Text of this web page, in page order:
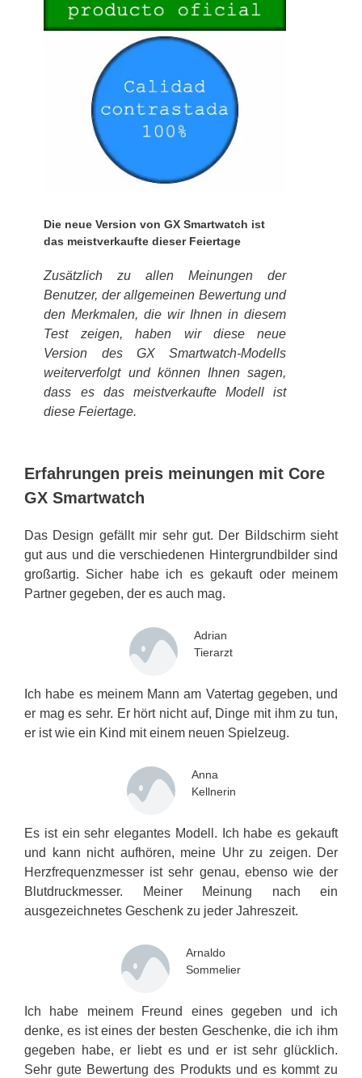
Die neue Version von GX Smartwatch ist
das meistverkaufte dieser Feiertage
Zusätzlich zu allen Meinungen der
Benutzer, der allgemeinen Bewertung und
den Merkmalen, die wir Ihnen in diesem
Test zeigen, haben wir diese neue
Version des GX Smartwatch-Modells
weiterverfolgt und können Ihnen sagen,
dass es das meistverkaufte Modell ist
diese Feiertage.
Erfahrungen preis meinungen mit Core
GX Smartwatch
Das Design gefällt mir sehr gut. Der Bildschirm sieht
gut aus und die verschiedenen Hintergrundbilder sind
großartig. Sicher habe ich es gekauft oder meinem
Partner gegeben, der es auch mag.
Adrian
Tierarzt
Ich habe es meinem Mann am Vatertag gegeben, und
er mag es sehr. Er hört nicht auf, Dinge mit ihm zu tun,
er ist wie ein Kind mit einem neuen Spielzeug.
Anna
Kellnerin
Es ist ein sehr elegantes Modell. Ich habe es gekauft
und kann nicht aufhören, meine Uhr zu zeigen. Der
Herzfrequenzmesser ist sehr genau, ebenso wie der
Blutdruckmesser. Meiner Meinung nach ein
ausgezeichnetes Geschenk zu jeder Jahreszeit.
Arnaldo
Sommelier
Ich habe meinem Freund eines gegeben und ich
denke, es ist eines der besten Geschenke, die ich ihm
gegeben habe, er liebt es und er ist sehr glücklich.
Sehr gute Bewertung des Produkts und es kommt zu